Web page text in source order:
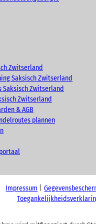
Zwitserland
Saksisch Zwitserland
Saksisch Zwitserland
Zwitserland
& AGB
plannen
Impressum